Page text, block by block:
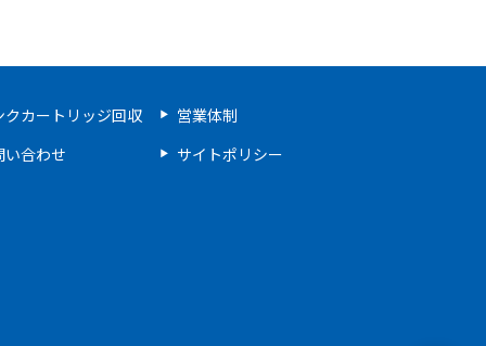
クカートリッジ回収
営業体制
い合わせ
サイトポリシー